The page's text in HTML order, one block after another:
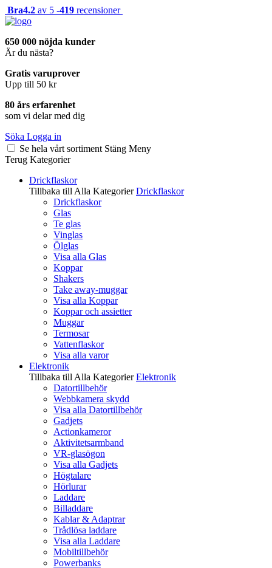
Bra4.2 av 5 -419 recensioner
650 000 nöjda kunder
Är du nästa?
Gratis varuprover
Upp till 50 kr
80 års erfarenhet
som vi delar med dig
Söka Logga in
Se hela vårt sortiment Stäng Meny
Terug Kategorier
Drickflaskor
Tillbaka till Alla Kategorier Drickflaskor
Drickflaskor
Glas
Te glas
Vinglas
Ölglas
Visa alla Glas
Koppar
Shakers
Take away-muggar
Visa alla Koppar
Koppar och assietter
Muggar
Termosar
Vattenflaskor
Visa alla varor
Elektronik
Tillbaka till Alla Kategorier Elektronik
Datortillbehör
Webbkamera skydd
Visa alla Datortillbehör
Gadjets
Actionkameror
Aktivitetsarmband
VR-glasögon
Visa alla Gadjets
Högtalare
Hörlurar
Laddare
Billaddare
Kablar & Adaptrar
Trådlösa laddare
Visa alla Laddare
Mobiltillbehör
Powerbanks